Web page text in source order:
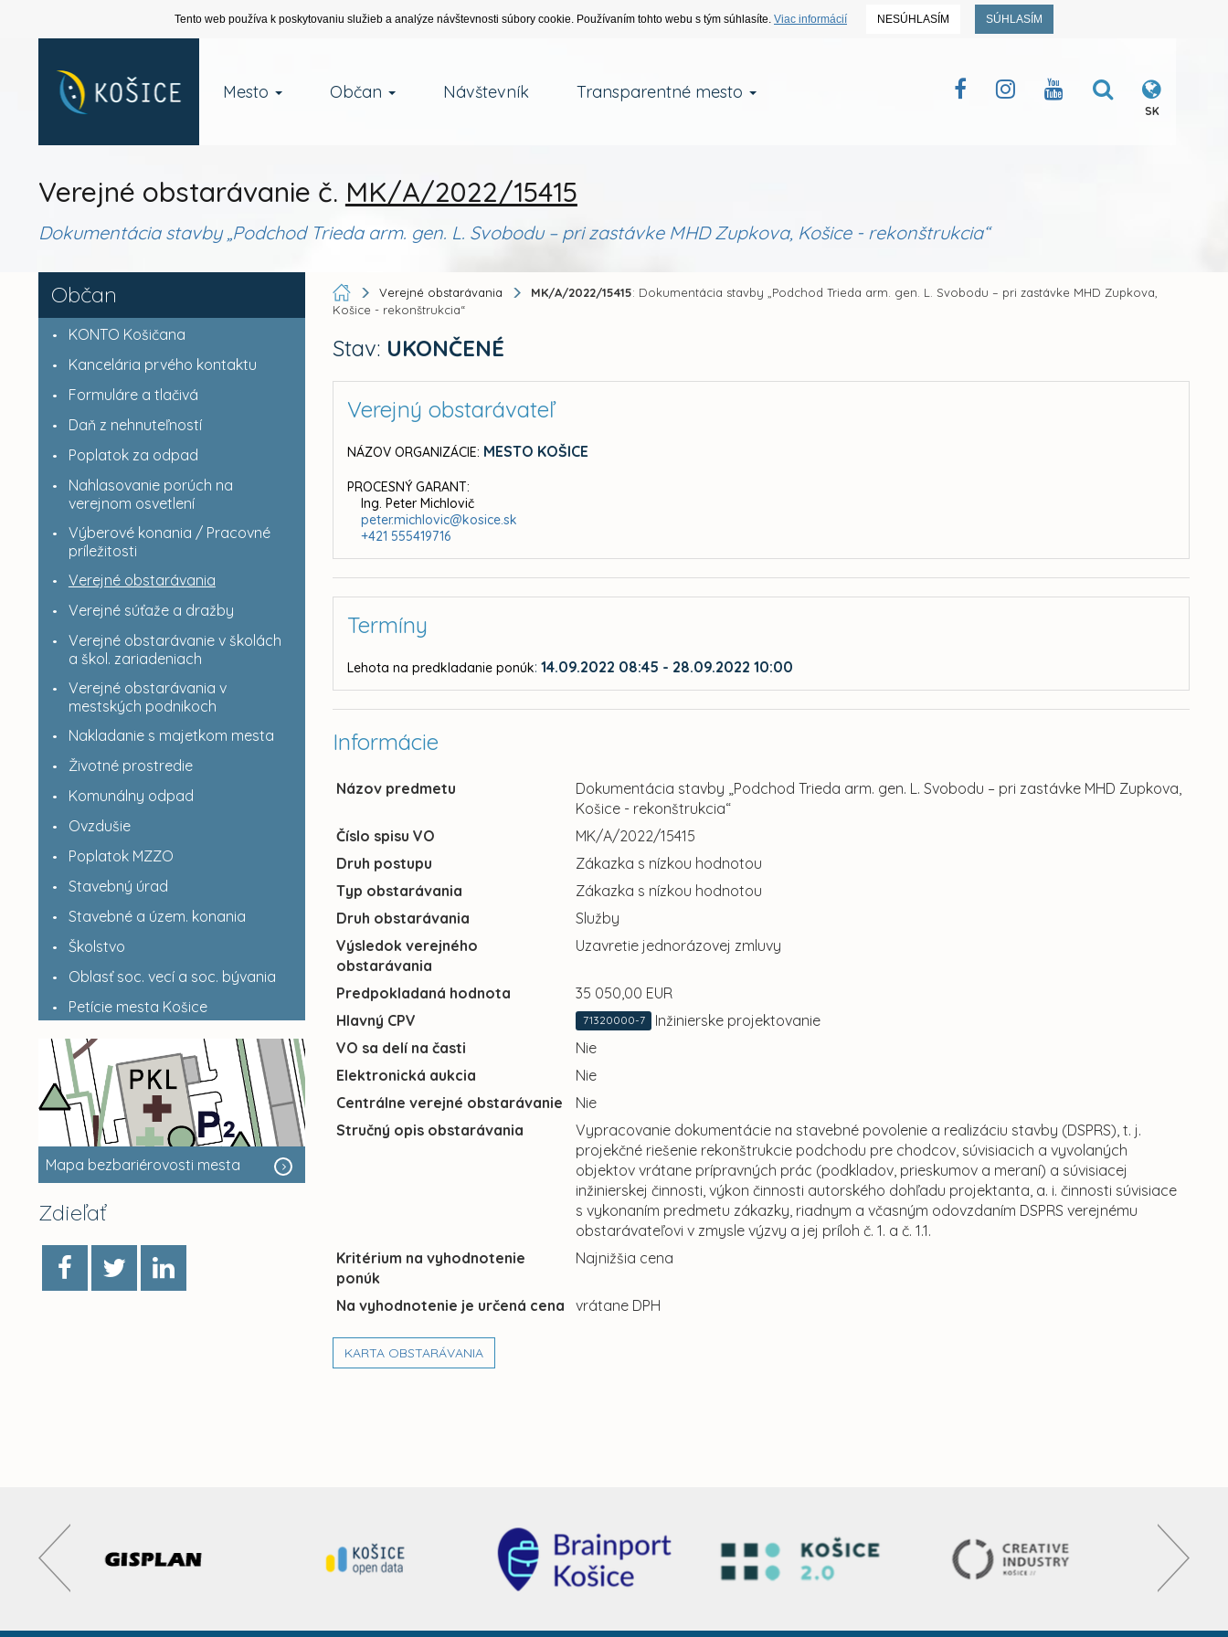
Tento web používa k poskytovaniu služieb a analýze návštevnosti súbory cookie. Používaním tohto webu s tým súhlasíte. Viac informácií NESÚHLASÍM SÚHLASÍM
Mesto Občan Návštevník Transparentné mesto
SK
Verejné obstarávanie č. MK/A/2022/15415
Dokumentácia stavby „Podchod Trieda arm. gen. L. Svobodu – pri zastávke MHD Zupkova, Košice - rekonštrukcia“
Občan
KONTO Košičana
Kancelária prvého kontaktu
Formuláre a tlačivá
Daň z nehnuteľností
Poplatok za odpad
Nahlasovanie porúch na
verejnom osvetlení
Výberové konania / Pracovné
príležitosti
Verejné obstarávania
Verejné súťaže a dražby
Verejné obstarávanie v školách
a škol. zariadeniach
Verejné obstarávania v
mestských podnikoch
Nakladanie s majetkom mesta
Životné prostredie
Komunálny odpad
Ovzdušie
Poplatok MZZO
Stavebný úrad
Stavebné a územ. konania
Školstvo
Oblasť soc. vecí a soc. bývania
Petície mesta Košice
Mapa bezbariérovosti mesta
Zdieľať
Verejné obstarávania MK/A/2022/15415: Dokumentácia stavby „Podchod Trieda arm. gen. L. Svobodu – pri zastávke MHD Zupkova,
Košice - rekonštrukcia“
Stav: UKONČENÉ
Verejný obstarávateľ
NÁZOV ORGANIZÁCIE: MESTO KOŠICE
PROCESNÝ GARANT:
Ing. Peter Michlovič
peter.michlovic@kosice.sk
+421 555419716
Termíny
Lehota na predkladanie ponúk:14.09.2022 08:45 - 28.09.2022 10:00
Informácie
Názov predmetu
Dokumentácia stavby „Podchod Trieda arm. gen. L. Svobodu – pri zastávke MHD Zupkova,
Košice - rekonštrukcia“
Číslo spisu VO
MK/A/2022/15415
Druh postupu
Zákazka s nízkou hodnotou
Typ obstarávania
Zákazka s nízkou hodnotou
Druh obstarávania
Služby
Výsledok verejného
obstarávania
Uzavretie jednorázovej zmluvy
Predpokladaná hodnota
35 050,00 EUR
Hlavný CPV
71320000-7
Inžinierske projektovanie
VO sa delí na časti
Nie
Elektronická aukcia
Nie
Centrálne verejné obstarávanie
Nie
Stručný opis obstarávania
Vypracovanie dokumentácie na stavebné povolenie a realizáciu stavby (DSPRS), t. j.
projekčné riešenie rekonštrukcie podchodu pre chodcov, súvisiacich a vyvolaných
objektov vrátane prípravných prác (podkladov, prieskumov a meraní) a súvisiacej
inžinierskej činnosti, výkon činnosti autorského dohľadu projektanta, a. i. činnosti súvisiace
s vykonaním predmetu zákazky, riadnym a včasným odovzdaním DSPRS verejnému
obstarávateľovi v zmysle výzvy a jej príloh č. 1. a č. 1.1.
Kritérium na vyhodnotenie
ponúk
Najnižšia cena
Na vyhodnotenie je určená cena vrátane DPH
KARTA OBSTARÁVANIA